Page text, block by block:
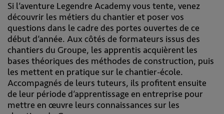
Si l’aventure Legendre Academy vous tente, venez
découvrir les métiers du chantier et poser vos
questions dans le cadre des portes ouvertes de ce
début d’année. Aux côtés de formateurs issus des
chantiers du Groupe, les apprentis acquièrent les
bases théoriques des méthodes de construction, puis
les mettent en pratique sur le chantier-école.
Accompagnés de leurs tuteurs, ils profitent ensuite
de leur période d’apprentissage en entreprise pour
mettre en œuvre leurs connaissances sur les